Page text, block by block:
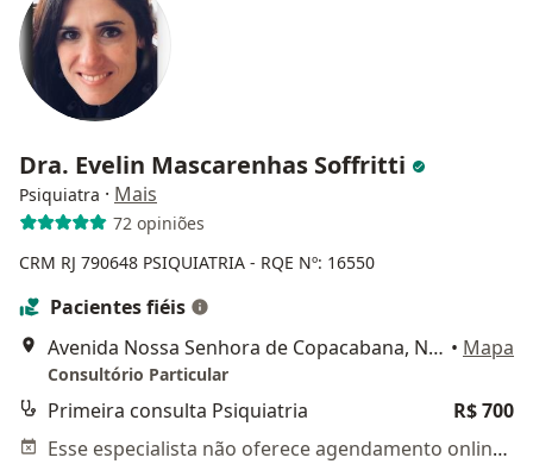
Dra. Evelin Mascarenhas Soffritti
Psiquiatra · Mais
72 opiniões
CRM RJ 790648 PSIQUIATRIA - RQE Nº: 16550
Pacientes fiéis
Avenida Nossa Senhora de Copacabana, N 1066 (Ed Dakota), sala 1106, Rio de Janeiro • Mapa
Consultório Particular
Primeira consulta Psiquiatria
R$ 700
Esse especialista não oferece agendamento online para esse endereço.